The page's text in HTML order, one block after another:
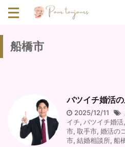
船橋市
バツイチ婚活
2025/12/11
イチ, バツイチ婚活,
市, 取手市, 婚活の
市, 結婚相談所, 船